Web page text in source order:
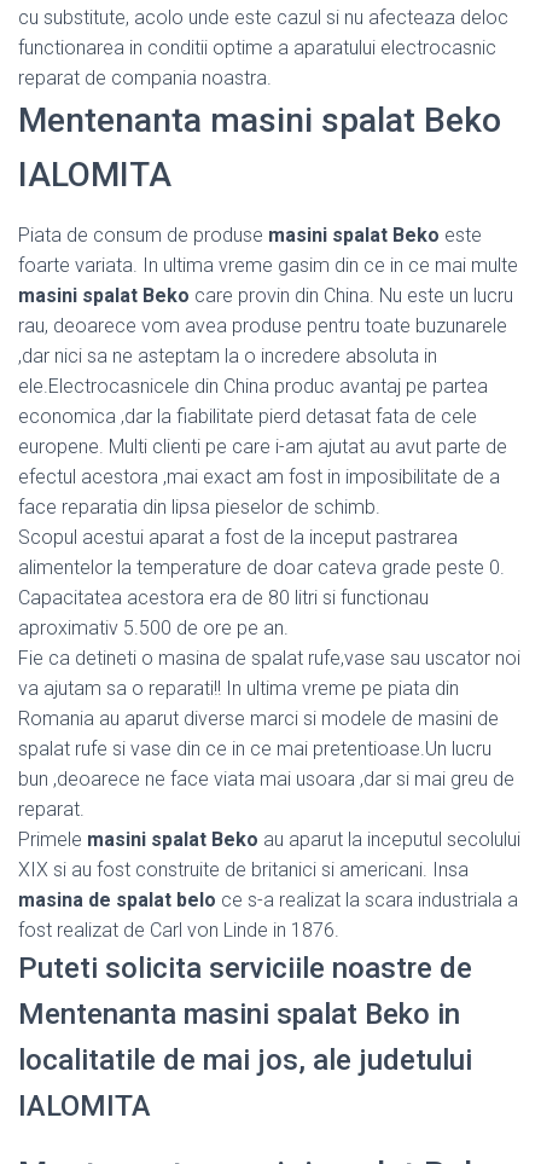
cu substitute, acolo unde este cazul si nu afecteaza deloc
functionarea in conditii optime a aparatului electrocasnic
reparat de compania noastra.
Mentenanta masini spalat Beko
IALOMITA
Piata de consum de produse masini spalat Beko este
foarte variata. In ultima vreme gasim din ce in ce mai multe
masini spalat Beko care provin din China. Nu este un lucru
rau, deoarece vom avea produse pentru toate buzunarele
,dar nici sa ne asteptam la o incredere absoluta in
ele.Electrocasnicele din China produc avantaj pe partea
economica ,dar la fiabilitate pierd detasat fata de cele
europene. Multi clienti pe care i-am ajutat au avut parte de
efectul acestora ,mai exact am fost in imposibilitate de a
face reparatia din lipsa pieselor de schimb.
Scopul acestui aparat a fost de la inceput pastrarea
alimentelor la temperature de doar cateva grade peste 0.
Capacitatea acestora era de 80 litri si functionau
aproximativ 5.500 de ore pe an.
Fie ca detineti o masina de spalat rufe,vase sau uscator noi
va ajutam sa o reparati!! In ultima vreme pe piata din
Romania au aparut diverse marci si modele de masini de
spalat rufe si vase din ce in ce mai pretentioase.Un lucru
bun ,deoarece ne face viata mai usoara ,dar si mai greu de
reparat.
Primele masini spalat Beko au aparut la inceputul secolului
XIX si au fost construite de britanici si americani. Insa
masina de spalat belo ce s-a realizat la scara industriala a
fost realizat de Carl von Linde in 1876.
Puteti solicita serviciile noastre de
Mentenanta masini spalat Beko in
localitatile de mai jos, ale judetului
IALOMITA